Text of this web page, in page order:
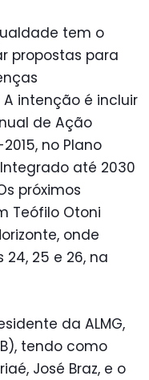
tem o
propostas para
intenção é incluir
de Ação
no Plano
até 2030
próximos
Teófilo Otoni
onde
25 e 26, na
da ALMG,
tendo como
José Braz, e o